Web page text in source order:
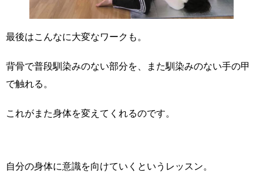
最後はこんなに大変なワークも。
背骨で普段馴染みのない部分を、また馴染みのない手の甲
で触れる。
これがまた身体を変えてくれるのです。
自分の身体に意識を向けていくというレッスン。